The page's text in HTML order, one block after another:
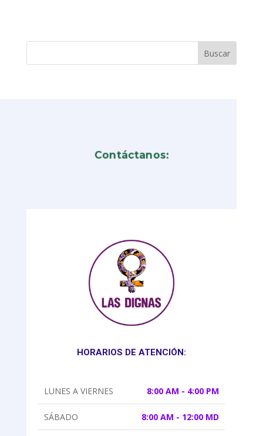
Contáctanos:
HORARIOS DE ATENCIÓN:
LUNES A VIERNES 8:00 AM - 4:00 PM
SÁBADO 8:00 AM - 12:00 MD